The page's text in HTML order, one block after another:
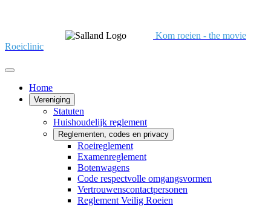
Kom roeien - the movie
Roeiclinic
Home
Vereniging
Statuten
Huishoudelijk reglement
Reglementen, codes en privacy
Roeireglement
Examenreglement
Botenwagens
Code respectvolle omgangsvormen
Vertrouwenscontactpersonen
Reglement Veilig Roeien